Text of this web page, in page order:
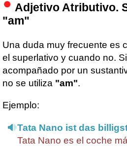
Adjetivo Atributivo.
"am"
Una duda muy frecuente es
el superlativo y cuando no.
acompañado por un
no se utiliza "am".
Ejemplo:
Tata Nano ist das
Tata Nano es el coche